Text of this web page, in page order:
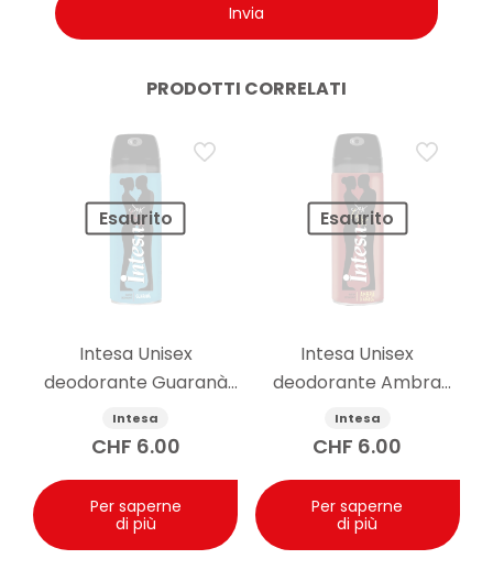
PRODOTTI CORRELATI
Esaurito
Intesa Unisex
deodorante Guaranà
125ml
Intesa
CHF 6.00
Per saperne
di più
Esaurito
Intesa Unisex
deodorante Ambra
d’Arabia 125ml
Intesa
CHF 6.00
Per saperne
di più